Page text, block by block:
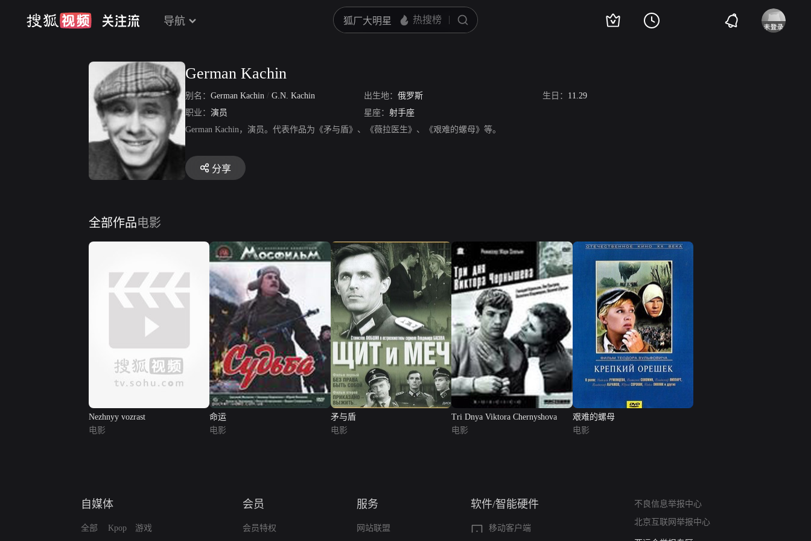
导航
German Kachin
别名： German Kachin / G.N. Kachin 出生地： 俄罗斯 生日： 11.29
职业： 演员 星座： 射手座
German Kachin，演员。代表作品为《矛与盾》、《薇拉医生》、《艰难的螺母》等。
分享
全部作品电影
Nezhnyy vozrast
电影
命运
电影
矛与盾
电影
Tri Dnya Viktora Chernyshova
电影
艰难的螺母
电影
自媒体
全部 Kpop 游戏
会员
会员特权
服务
网站联盟
软件/智能硬件
移动客户端
不良信息举报中心
北京互联网举报中心
算法推荐专项举报